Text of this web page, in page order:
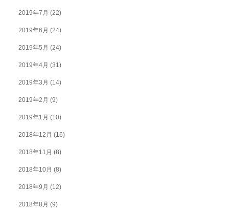
2019年7月 (22)
2019年6月 (24)
2019年5月 (24)
2019年4月 (31)
2019年3月 (14)
2019年2月 (9)
2019年1月 (10)
2018年12月 (16)
2018年11月 (8)
2018年10月 (8)
2018年9月 (12)
2018年8月 (9)